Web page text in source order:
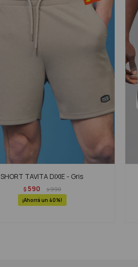
SHORT TAVITA DIXIE - Gris
$ 590 $990
40